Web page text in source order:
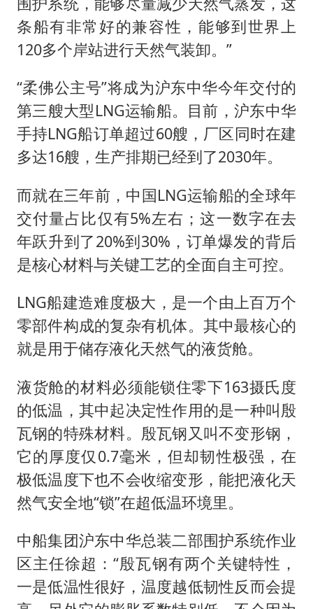
条船有非常好的兼容性，能够到世界上
120多个岸站进行天然气装卸。”
“柔佛公主号”将成为沪东中华今年交付的
第三艘大型LNG运输船。目前，沪东中华
手持LNG船订单超过60艘，厂区同时在建
多达16艘，生产排期已经到了2030年。
而就在三年前，中国LNG运输船的全球年
交付量占比仅有5%左右；这一数字在去
年跃升到了20%到30%，订单爆发的背后
是核心材料与关键工艺的全面自主可控。
LNG船建造难度极大，是一个由上百万个
零部件构成的复杂有机体。其中最核心的
就是用于储存液化天然气的液货舱。
液货舱的材料必须能锁住零下163摄氏度
的低温，其中起决定性作用的是一种叫殷
瓦钢的特殊材料。殷瓦钢又叫不变形钢，
它的厚度仅0.7毫米，但却韧性极强，在
极低温度下也不会收缩变形，能把液化天
然气安全地“锁”在超低温环境里。
中船集团沪东中华总装二部围护系统作业
区主任徐超：“殷瓦钢有两个关键特性，
一是低温性很好，温度越低韧性反而会提